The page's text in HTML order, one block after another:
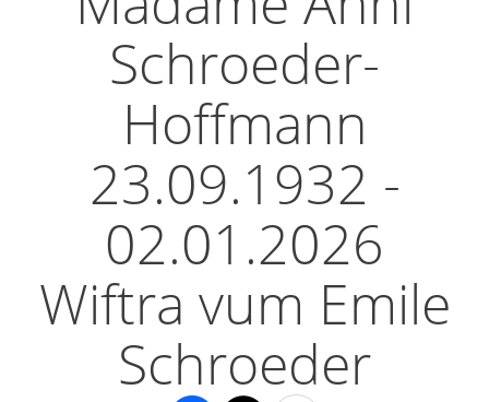
Schroeder-
Hoffmann
23.09.1932 -
02.01.2026
Wiftra vum Emile
Schroeder